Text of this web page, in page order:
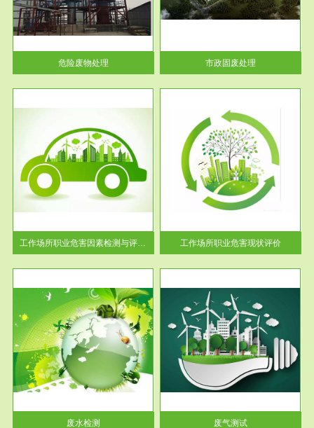
危险废物处理
蔚蓝生态环境科技所从事的市政
废物处理业务包括市政废物的处
理处...
市政固废处理
工作场所职业危害因素检测与评价...
服务范围
工作场所职业危害现状评价
【现状评价意义】：具体因素---
-通过质谱分析等多种手段明确
工作场...
工作场所职业危害现状评价
废水检测
服务范围
废气测试
检测范围工业废气检测包括有机
废气和无机废气。有机废气主要
包括...
废气测试